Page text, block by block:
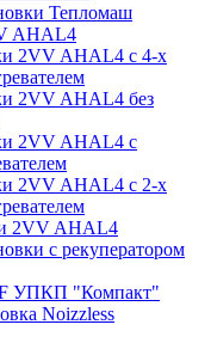
Тепломаш
AHAL4
2VV AHAL4 с 4-х
2VV AHAL4 без
2VV AHAL4 с
2VV AHAL4 с 2-х
2VV AHAL4
с рекуператором
УПКП "Компакт"
Noizzless